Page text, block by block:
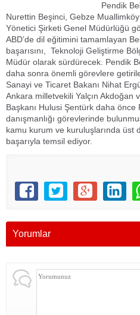
Pendik
Nurettin Beşinci, Gebze
Yönetici Şirketi Genel Müdürlüğü
ABD’de dil eğitimini tamamlayan
başarısını,
Teknoloji Geliştirme
Müdür olarak sürdürecek. Pendik
daha sonra önemli görevlere
Sanayi ve Ticaret Bakanı Nihat
Ankara milletvekili Yalçın Akdoğan
Başkanı Hulusi Şentürk daha
danışmanlığı görevlerinde
kamu kurum ve kuruluşlarında üst
başarıyla temsil ediyor.
Yorumlar